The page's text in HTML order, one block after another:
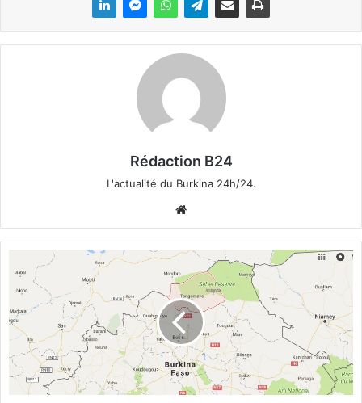
Rédaction B24
L'actualité du Burkina 24h/24.
bsi
te
s
a
c
r
e